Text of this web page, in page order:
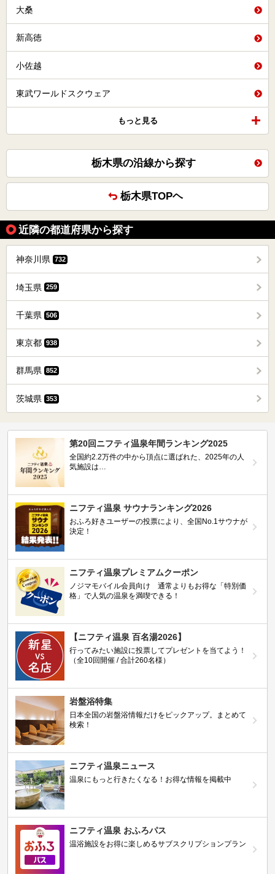
大桑
新高徳
小佐越
東武ワールドスクウェア
もっと見る
栃木県の沿線から探す
栃木県TOPヘ
近隣の都道府県から探す
神奈川県 732
埼玉県 259
千葉県 506
東京都 938
群馬県 852
茨城県 353
第20回ニフティ温泉年間ランキング2025
全国約2.2万件の中から頂点に選ばれた、2025年の人
気施設は…
ニフティ温泉 サウナランキング2026
おふろ好きユーザーの投票により、全国No.1サウナが
決定！
ニフティ温泉プレミアムクーポン
ノジマモバイル会員向け 通常よりもお得な「特別価
格」で人気の温泉を満喫できる！
【ニフティ温泉 百名湯2026】
行ってみたい施設に投票してプレゼントを当てよう！
（全10回開催 / 合計260名様）
岩盤浴特集
日本全国の岩盤浴情報だけをピックアップ。まとめて
検索！
ニフティ温泉ニュース
温泉にもっと行きたくなる！お得な情報を掲載中
ニフティ温泉 おふろパス
温浴施設をお得に楽しめるサブスクリプションプラン